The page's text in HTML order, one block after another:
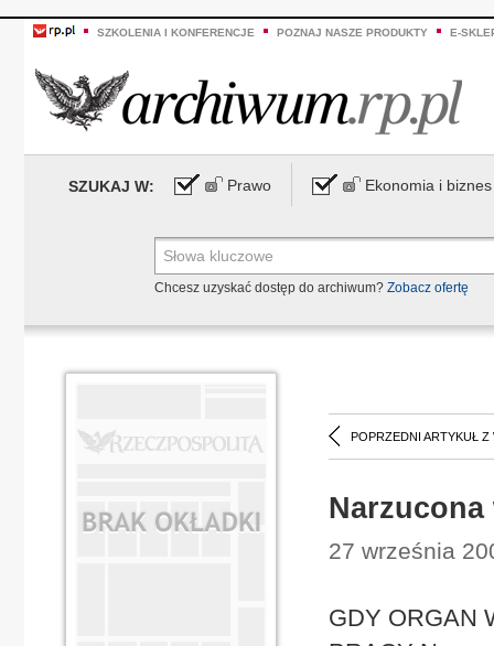
SZKOLENIA I KONFERENCJE POZNAJ NASZE PRODUKTY E-
SZUKAJ W: Prawo Ekonomia i biznes
Chcesz uzyskać dostęp do archiwum? Zobacz ofertę
POPRZEDNI ARTYKUŁ Z
Narzucona
27 września
GDY ORGAN